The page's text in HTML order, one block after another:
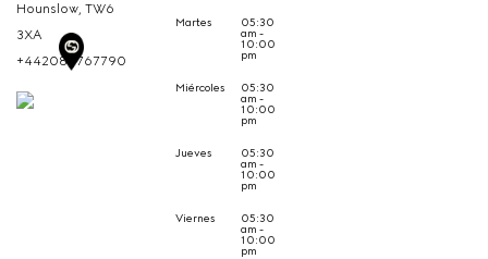
Hounslow, TW6
3XA
+442089767790
Martes 05:30
am -
10:00
pm
Miércoles 05:30
am -
10:00
pm
Jueves 05:30
am -
10:00
pm
Viernes 05:30
am -
10:00
pm